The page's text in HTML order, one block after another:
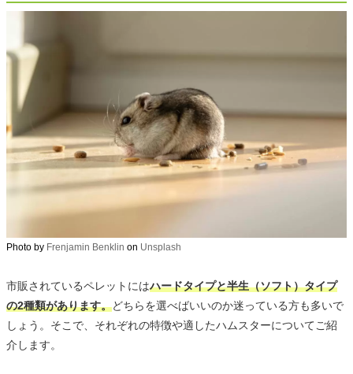
Photo by Frenjamin Benklin on Unsplash
市販されているペレットにはハードタイプと半生（ソフト）タイプ
の2種類があります。どちらを選べばいいのか迷っている方も多いで
しょう。そこで、それぞれの特徴や適したハムスターについてご紹
介します。